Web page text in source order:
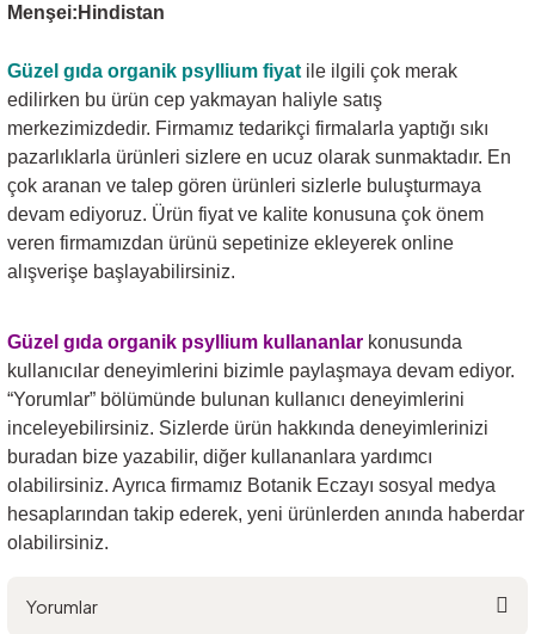
Menşei:Hindistan
Güzel gıda organik psyllium fiyat ile ilgili çok merak
edilirken bu ürün cep yakmayan haliyle satış
merkezimizdedir. Firmamız tedarikçi firmalarla yaptığı sıkı
pazarlıklarla ürünleri sizlere en ucuz olarak sunmaktadır. En
çok aranan ve talep gören ürünleri sizlerle buluşturmaya
devam ediyoruz. Ürün fiyat ve kalite konusuna çok önem
veren firmamızdan ürünü sepetinize ekleyerek online
alışverişe başlayabilirsiniz.
Güzel gıda organik psyllium kullananlar konusunda
kullanıcılar deneyimlerini bizimle paylaşmaya devam ediyor.
“Yorumlar” bölümünde bulunan kullanıcı deneyimlerini
inceleyebilirsiniz. Sizlerde ürün hakkında deneyimlerinizi
buradan bize yazabilir, diğer kullananlara yardımcı
olabilirsiniz. Ayrıca firmamız Botanik Eczayı sosyal medya
hesaplarından takip ederek, yeni ürünlerden anında haberdar
olabilirsiniz.
Yorumlar